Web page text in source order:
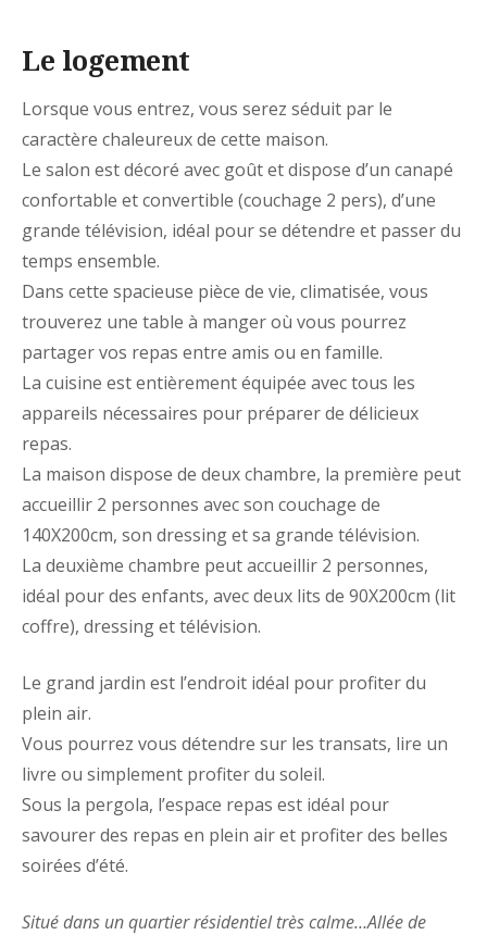
Le logement
Lorsque vous entrez, vous serez séduit par le
caractère chaleureux de cette maison.
Le salon est décoré avec goût et dispose d’un canapé
confortable et convertible (couchage 2 pers), d’une
grande télévision, idéal pour se détendre et passer du
temps ensemble.
Dans cette spacieuse pièce de vie, climatisée, vous
trouverez une table à manger où vous pourrez
partager vos repas entre amis ou en famille.
La cuisine est entièrement équipée avec tous les
appareils nécessaires pour préparer de délicieux
repas.
La maison dispose de deux chambre, la première peut
accueillir 2 personnes avec son couchage de
140X200cm, son dressing et sa grande télévision.
La deuxième chambre peut accueillir 2 personnes,
idéal pour des enfants, avec deux lits de 90X200cm (lit
coffre), dressing et télévision.
Le grand jardin est l’endroit idéal pour profiter du
plein air.
Vous pourrez vous détendre sur les transats, lire un
livre ou simplement profiter du soleil.
Sous la pergola, l’espace repas est idéal pour
savourer des repas en plein air et profiter des belles
soirées d’été.
Situé dans un quartier résidentiel très calme…Allée de